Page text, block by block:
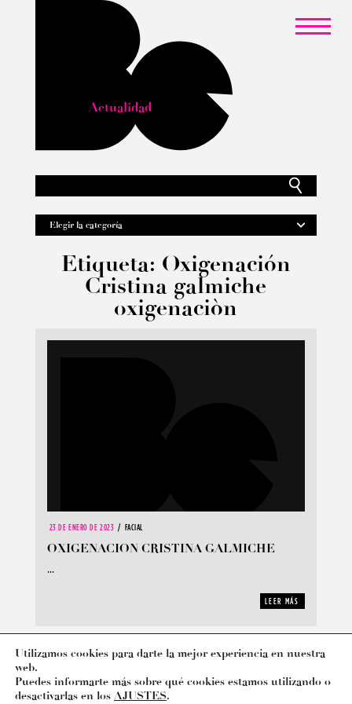
Actualidad
Etiqueta: Oxigenación
Cristina galmiche
oxigenaciòn
23 DE ENERO DE 2023 FACIAL
OXIGENACION CRISTINA GALMICHE
...
LEER MÁS
LEGAL PRIVACIDAD COOKIES
Utilizamos cookies para darte la mejor experiencia en nuestra
web.
Puedes informarte más sobre qué cookies estamos utilizando o
desactivarlas en los AJUSTES.